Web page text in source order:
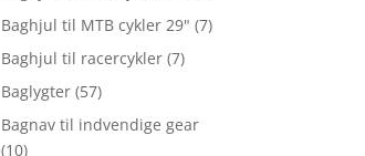
Baghjul til MTB cykler 29" (7)
Baghjul til racercykler (7)
Baglygter (57)
Bagnav til indvendige gear
(10)